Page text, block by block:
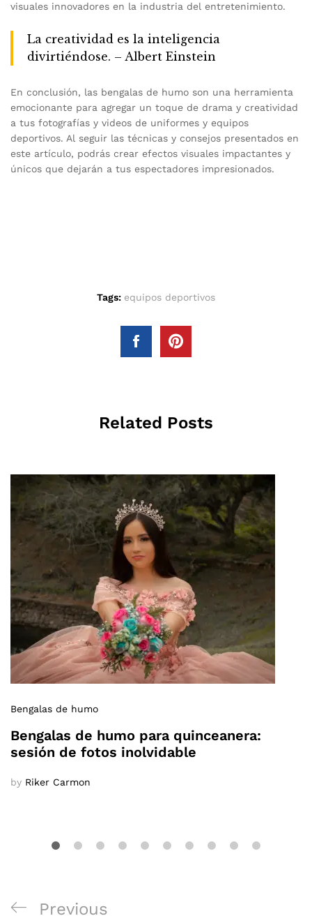
visuales innovadores en la industria del entretenimiento.
La creatividad es la inteligencia
divirtiéndose. – Albert Einstein
En conclusión, las bengalas de humo son una herramienta
emocionante para agregar un toque de drama y creatividad
a tus fotografías y videos de uniformes y equipos
deportivos. Al seguir las técnicas y consejos presentados en
este artículo, podrás crear efectos visuales impactantes y
únicos que dejarán a tus espectadores impresionados.
Tags: equipos deportivos
Related Posts
Bengalas de humo
Bengalas de humo para quinceanera:
sesión de fotos inolvidable
by Riker Carmon
Navegación
Previous
Previous